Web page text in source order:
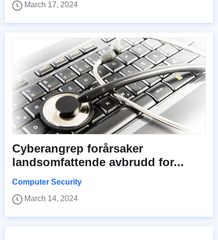
March 17, 2024
Cyberangrep forårsaker
landsomfattende avbrudd for...
Computer Security
March 14, 2024